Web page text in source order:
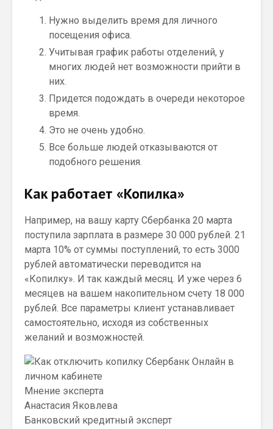
Нужно выделить время для личного
посещения офиса.
Учитывая график работы отделений, у
многих людей нет возможности прийти в
них.
Придется подождать в очереди некоторое
время.
Это не очень удобно.
Все больше людей отказываются от
подобного решения.
Как работает «Копилка»
Например, на вашу карту Сбербанка 20 марта
поступила зарплата в размере 30 000 рублей. 21
марта 10% от суммы поступлений, то есть 3000
рублей автоматически переводится на
«Копилку». И так каждый месяц. И уже через 6
месяцев на вашем накопительном счету 18 000
рублей. Все параметры клиент устанавливает
самостоятельно, исходя из собственных
желаний и возможностей.
Мнение эксперта
Анастасия Яковлева
Банковский кредитный эксперт